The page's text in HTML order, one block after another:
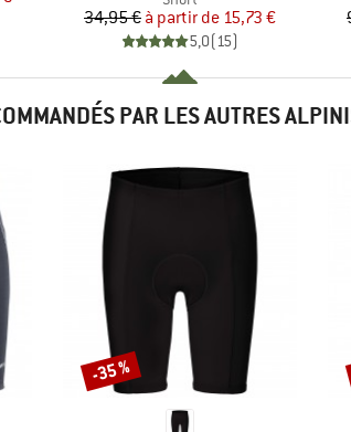
Prix
34,95 € Prix réduit
à partir de 15,73 €
5,0(15)
PAR LES AUTRES
Remise
-35 %